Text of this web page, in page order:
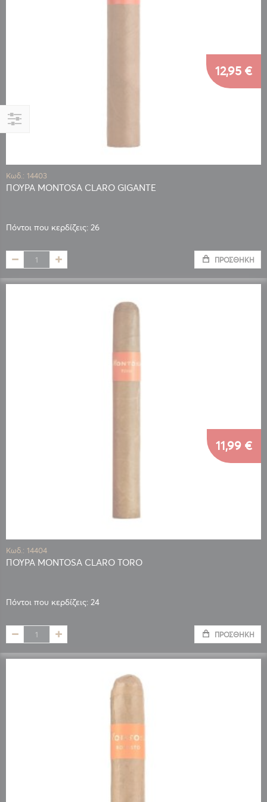
Κωδ.: 14403
ΠΟΥΡΑ MONTOSA CLARO GIGANTE
Πόντοι που κερδίζεις: 26
12,95 €
ΠΡΟΣΘΉΚΗ
Κωδ.: 14404
ΠΟΥΡΑ MONTOSA CLARO TORO
Πόντοι που κερδίζεις: 24
11,99 €
ΠΡΟΣΘΉΚΗ